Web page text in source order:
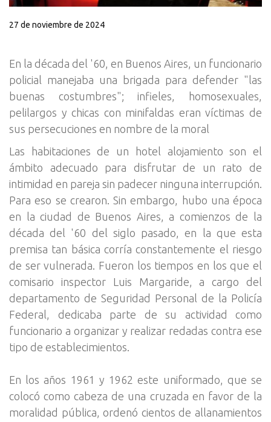
27 de noviembre de 2024
En la década del '60, en Buenos Aires, un funcionario
policial manejaba una brigada para defender "las
buenas costumbres"; infieles, homosexuales,
pelilargos y chicas con minifaldas eran víctimas de
sus persecuciones en nombre de la moral
Las habitaciones de un hotel alojamiento son el
ámbito adecuado para disfrutar de un rato de
intimidad en pareja sin padecer ninguna interrupción.
Para eso se crearon. Sin embargo, hubo una época
en la ciudad de Buenos Aires, a comienzos de la
década del '60 del siglo pasado, en la que esta
premisa tan básica corría constantemente el riesgo
de ser vulnerada. Fueron los tiempos en los que el
comisario inspector Luis Margaride, a cargo del
departamento de Seguridad Personal de la Policía
Federal, dedicaba parte de su actividad como
funcionario a organizar y realizar redadas contra ese
tipo de establecimientos.
En los años 1961 y 1962 este uniformado, que se
colocó como cabeza de una cruzada en favor de la
moralidad pública, ordenó cientos de allanamientos